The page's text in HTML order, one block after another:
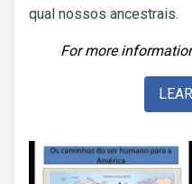
qual nossos ancestrais.
For more